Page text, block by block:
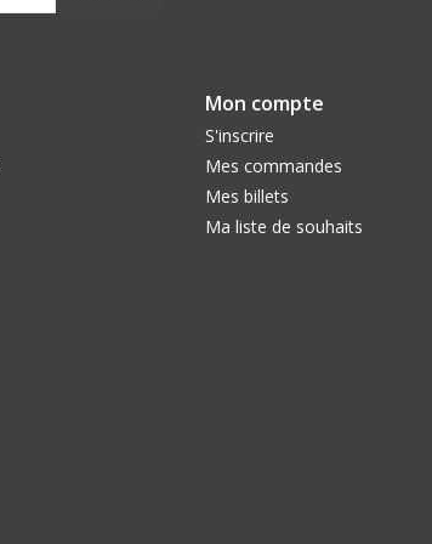
Mon compte
S'inscrire
Mes commandes
Mes billets
Ma liste de souhaits